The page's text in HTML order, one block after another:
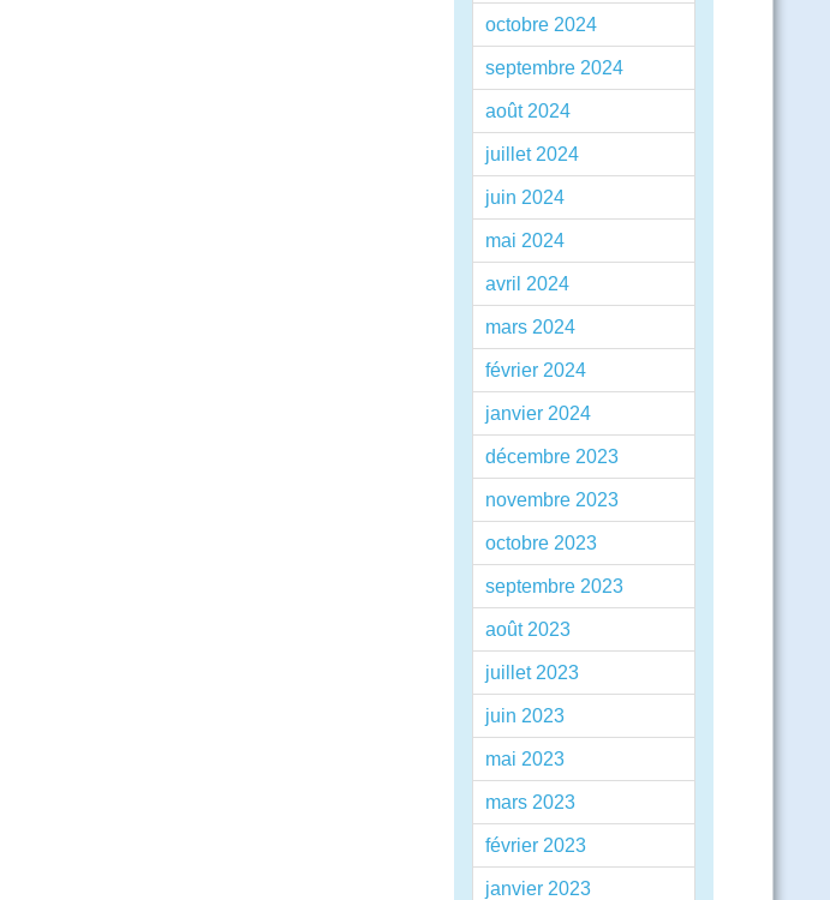
octobre 2024
septembre 2024
août 2024
juillet 2024
juin 2024
mai 2024
avril 2024
mars 2024
février 2024
janvier 2024
décembre 2023
novembre 2023
octobre 2023
septembre 2023
août 2023
juillet 2023
juin 2023
mai 2023
mars 2023
février 2023
janvier 2023